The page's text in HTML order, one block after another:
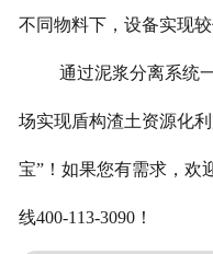
不同物料下，设备实现较
通过泥浆分离系统
场实现盾构渣土资源化
宝”！如果您有需求，欢
线400-113-3090！